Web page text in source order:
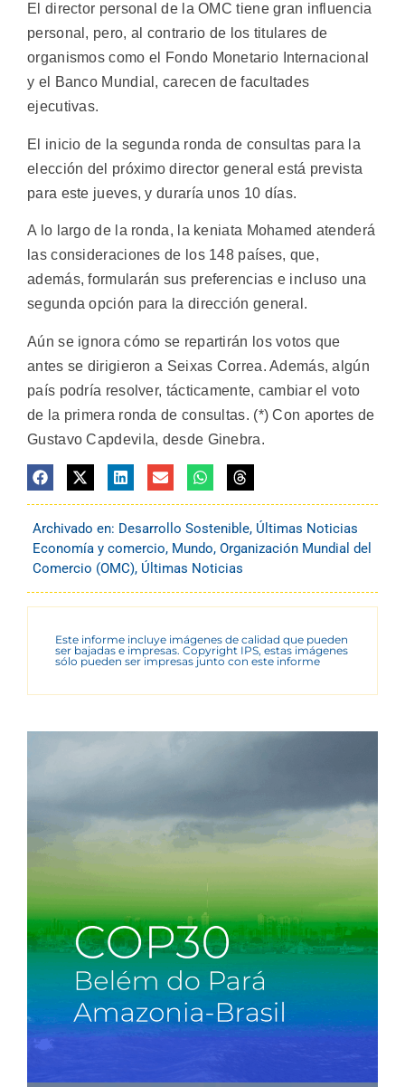
El director personal de la OMC tiene gran influencia
personal, pero, al contrario de los titulares de
organismos como el Fondo Monetario Internacional
y el Banco Mundial, carecen de facultades
ejecutivas.
El inicio de la segunda ronda de consultas para la
elección del próximo director general está prevista
para este jueves, y duraría unos 10 días.
A lo largo de la ronda, la keniata Mohamed atenderá
las consideraciones de los 148 países, que,
además, formularán sus preferencias e incluso una
segunda opción para la dirección general.
Aún se ignora cómo se repartirán los votos que
antes se dirigieron a Seixas Correa. Además, algún
país podría resolver, tácticamente, cambiar el voto
de la primera ronda de consultas. (*) Con aportes de
Gustavo Capdevila, desde Ginebra.
Archivado en: Desarrollo Sostenible, Últimas Noticias
Economía y comercio, Mundo, Organización Mundial del
Comercio (OMC), Últimas Noticias
Este informe incluye imágenes de calidad que pueden
ser bajadas e impresas. Copyright IPS, estas imágenes
sólo pueden ser impresas junto con este informe